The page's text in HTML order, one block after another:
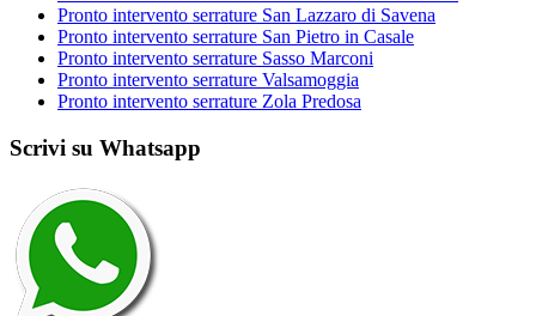
Pronto intervento serrature San Lazzaro di Savena
Pronto intervento serrature San Pietro in Casale
Pronto intervento serrature Sasso Marconi
Pronto intervento serrature Valsamoggia
Pronto intervento serrature Zola Predosa
Scrivi su Whatsapp